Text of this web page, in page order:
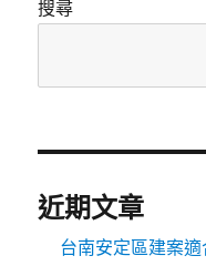
搜尋
近期文章
台南安定區建案